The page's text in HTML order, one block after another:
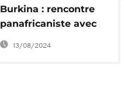
Burkina : rencontre
panafricaniste avec
Kemi Seba, un rendez-
vous reporté
13/08/2024